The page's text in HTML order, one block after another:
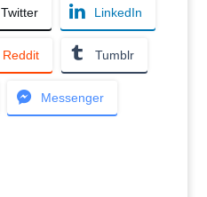
Twitter LinkedIn
Reddit Tumblr
Messenger